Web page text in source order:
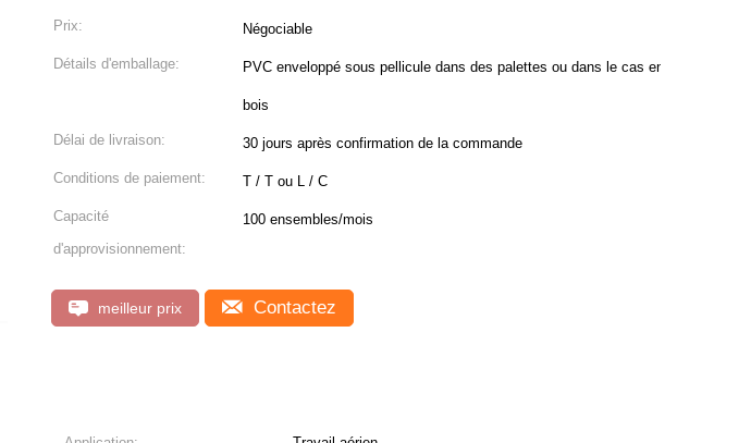
Prix: Négociable
Détails d'emballage: PVC enveloppé sous pellicule dans des palettes ou dans le cas en
bois
Délai de livraison: 30 jours après confirmation de la commande
Conditions de paiement: T / T ou L / C
Capacité
d'approvisionnement:
100 ensembles/mois
meilleur prix Contactez